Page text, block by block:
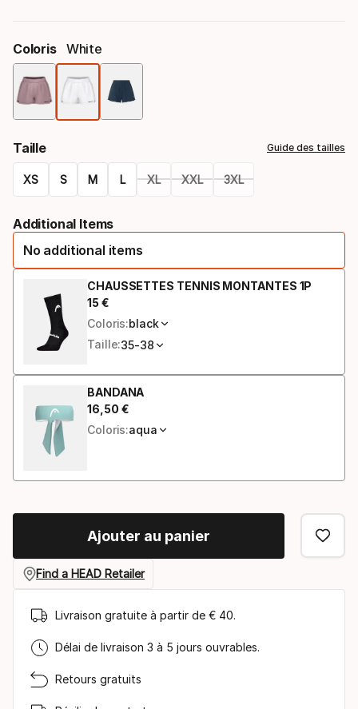
Coloris White
Taille Guide des tailles
XS S M L XL XXL 3XL
de
taille
Additional Items
No additional items
CHAUSSETTES TENNIS MONTANTES 1P
15 €
Prix final
Coloris:black
Taille:35-38
BANDANA
16 50 €
Prix final
Coloris:aqua
Ajouter au panier
Find a HEAD Retailer
Livraison gratuite à partir de € 40.
Délai de livraison 3 à 5 jours ouvrables.
Retours gratuits